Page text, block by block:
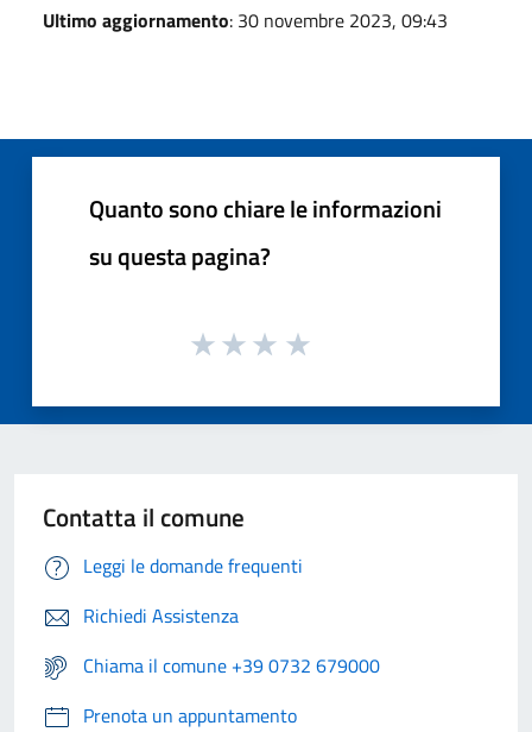
Ultimo aggiornamento: 30 novembre 2023, 09:43
Quanto sono chiare le informazioni
su questa pagina?
Contatta il comune
Leggi le domande frequenti
Richiedi Assistenza
Chiama il comune +39 0732 679000
Prenota un appuntamento